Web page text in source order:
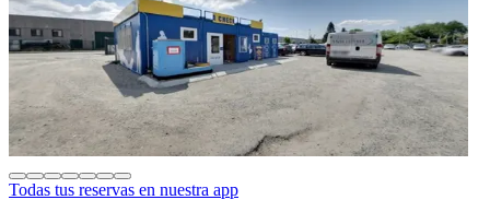
Todas tus reservas en nuestra app